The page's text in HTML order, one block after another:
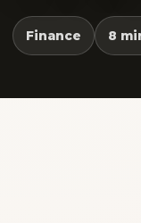
Finance 8